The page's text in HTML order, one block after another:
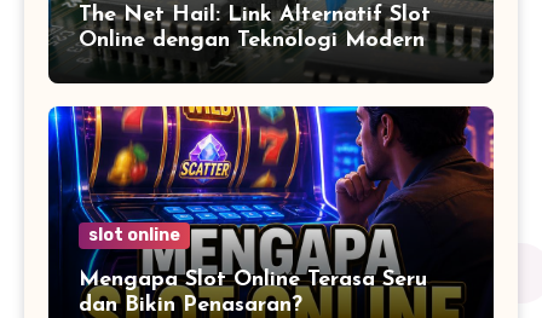
The Net Hail: Link Alternatif Slot
Online dengan Teknologi Modern
slot online
Mengapa Slot Online Terasa Seru
dan Bikin Penasaran?